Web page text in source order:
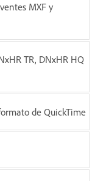
MXF y
TR, DNxHR HQ
de QuickTime